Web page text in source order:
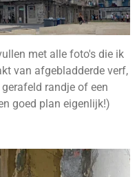
met alle foto's die ik
van afgebladderde verf,
randje of een
goed plan eigenlijk!)